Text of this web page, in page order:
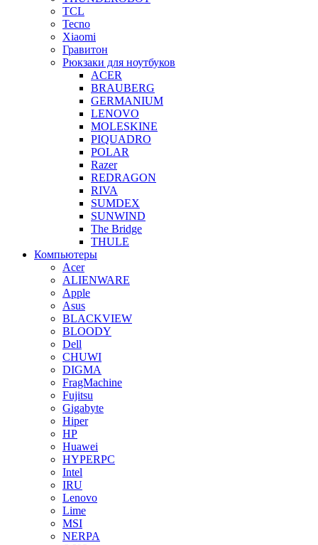
TCL
Tecno
Xiaomi
Гравитон
Рюкзаки для ноутбуков
ACER
BRAUBERG
GERMANIUM
LENOVO
MOLESKINE
PIQUADRO
POLAR
Razer
REDRAGON
RIVA
SUMDEX
SUNWIND
The Bridge
THULE
Компьютеры
Acer
ALIENWARE
Apple
Asus
BLACKVIEW
BLOODY
Dell
CHUWI
DIGMA
FragMachine
Fujitsu
Gigabyte
Hiper
HP
Huawei
HYPERPC
Intel
IRU
Lenovo
Lime
MSI
NERPA